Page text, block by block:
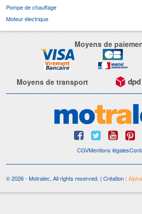
Pompe de chauffage
Moteur électrique
Moyens de
Moyens de transport
CGVMentions légales
© 2026 - Motralec, All rights reserved. | Création :